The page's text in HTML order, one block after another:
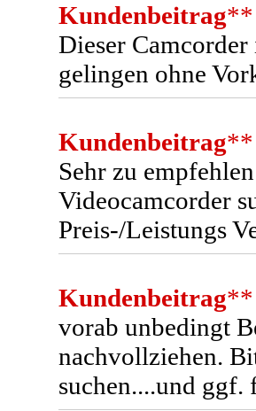
Kundenbeitrag**
Dieser
gelingen ohne
Kundenbeitrag**
Sehr zu
Videocamcorder
Preis-/Leistungs
Kundenbeitrag**
vorab unbedingt
nachvollziehen.
suchen....und ggf.